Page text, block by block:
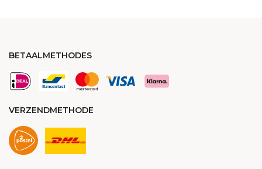
BETAALMETHODES
VERZENDMETHODE